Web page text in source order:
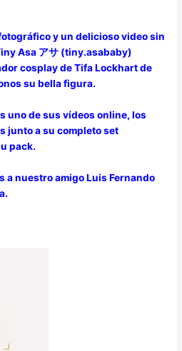
y un delicioso video sin
Asa アサ (tiny.asababy)
cosplay de Tifa Lockhart de
su bella figura.
uno de sus vídeos online, los
junto a su completo set
pack.
a nuestro amigo Luis Fernando